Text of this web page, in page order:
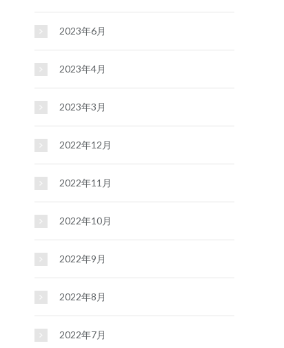
2023年6月
2023年4月
2023年3月
2022年12月
2022年11月
2022年10月
2022年9月
2022年8月
2022年7月